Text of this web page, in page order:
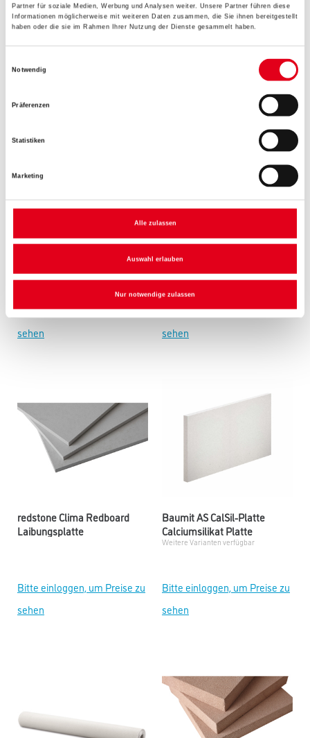
Partner für soziale Medien, Werbung und Analysen weiter. Unsere Partner führen diese
Informationen möglicherweise mit weiteren Daten zusammen, die Sie ihnen bereitgestellt
haben oder die sie im Rahmen Ihrer Nutzung der Dienste gesammelt haben.
Notwendig
Präferenzen
Statistiken
Marketing
Alle zulassen
Auswahl erlauben
Nur notwendige zulassen
Bitte einloggen, um Preise zu
Bitte einloggen, um Preise zu
redstone Clima Redboard
Bitte einloggen, um Preise zu
sehen
redstone Spezialkleber SB
Dünnbettmörtel
Bitte einloggen, um Preise zu
sehen
redstone Clima Redboard
Laibungsplatte
Bitte einloggen, um Preise zu
sehen
Baumit AS CalSil-Platte
Calciumsilikat Platte
Weitere Varianten verfügbar
Bitte einloggen, um Preise zu
sehen